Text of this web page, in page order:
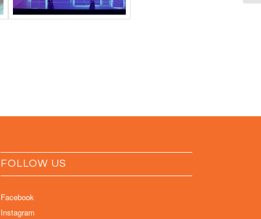
FOLLOW US
Facebook
Instagram